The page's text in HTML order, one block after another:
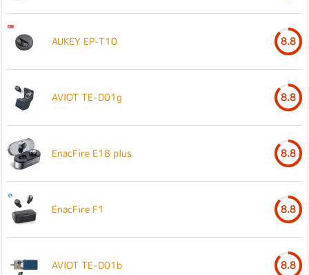
AUKEY EP-T10 8.8
AVIOT TE-D01g 8.8
EnacFire E18 plus 8.8
EnacFire F1 8.8
AVIOT TE-D01b 8.8